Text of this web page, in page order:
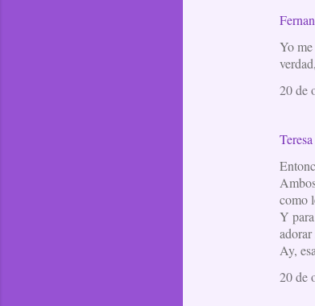
Yo
20 de
como
Y
adorar
Ay,
20 de